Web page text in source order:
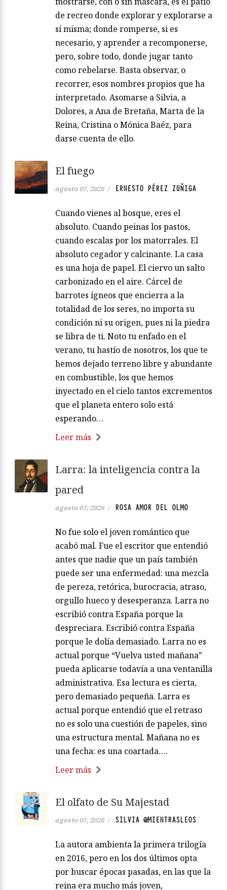
de recreo donde explorar y explorarse a
sí misma; donde romperse, si es
necesario, y aprender a recomponerse,
pero, sobre todo, donde jugar tanto
como rebelarse. Basta observar, o
recorrer, esos nombres propios que ha
interpretado. Asomarse a Silvia, a
Dolores, a Ana de Bretaña, Marta de la
Reina, Cristina o Mónica Baéz, para
darse cuenta de ello.
El fuego
agosto 07, 2026 / ERNESTO PÉREZ ZUÑIGA
Cuando vienes al bosque, eres el
absoluto. Cuando peinas los pastos,
cuando escalas por los matorrales. El
absoluto cegador y calcinante. La casa
es una hoja de papel. El ciervo un salto
carbonizado en el aire. Cárcel de
barrotes ígneos que encierra a la
totalidad de los seres, no importa su
condición ni su origen, pues ni la piedra
se libra de ti. Noto tu enfado en el
verano, tu hastío de nosotros, los que te
hemos dejado terreno libre y abundante
en combustible, los que hemos
inyectado en el cielo tantos excrementos
que el planeta entero solo está
esperando…
Leer más
Larra: la inteligencia contra la
pared
agosto 07, 2026 / ROSA AMOR DEL OLMO
No fue solo el joven romántico que
acabó mal. Fue el escritor que entendió
antes que nadie que un país también
puede ser una enfermedad: una mezcla
de pereza, retórica, burocracia, atraso,
orgullo hueco y desesperanza. Larra no
escribió contra España porque la
despreciara. Escribió contra España
porque le dolía demasiado. Larra no es
actual porque “Vuelva usted mañana”
pueda aplicarse todavía a una ventanilla
administrativa. Esa lectura es cierta,
pero demasiado pequeña. Larra es
actual porque entendió que el retraso
no es solo una cuestión de papeles, sino
una estructura mental. Mañana no es
una fecha: es una coartada….
Leer más
El olfato de Su Majestad
agosto 07, 2026 / SILVIA @MIENTRASLEOS
La autora ambienta la primera trilogía
en 2016, pero en los dos últimos opta
por buscar épocas pasadas, en las que la
reina era mucho más joven,